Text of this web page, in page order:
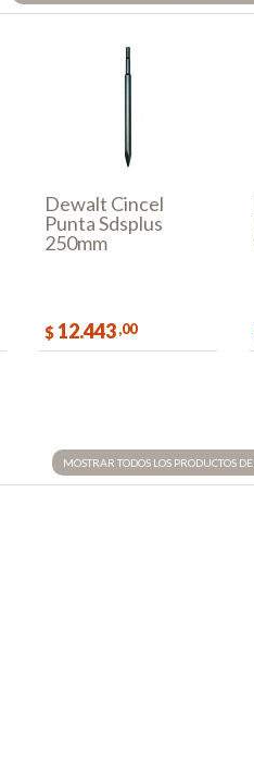
Dewalt Cincel
Punta Sdsplus
250mm
$ 12.443 ,00
MOSTRAR TODOS LOS PRODUCTOS DE